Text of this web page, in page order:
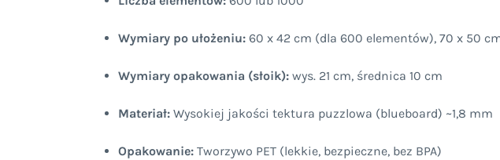
Wymiary po ułożeniu: 60 x 42 cm (dla 600 elementów), 70 x 50
Wymiary opakowania (słoik): wys. 21 cm, średnica 10 cm
Materiał: Wysokiej jakości tektura puzzlowa (blueboard) ~1,8 mm
Opakowanie: Tworzywo PET (lekkie, bezpieczne, bez BPA)